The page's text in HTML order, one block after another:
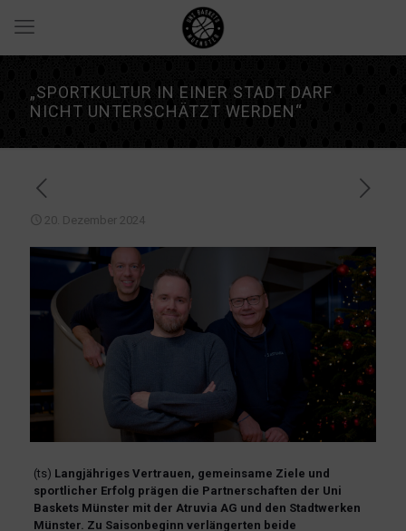
„SPORTKULTUR IN EINER STADT DARF
NICHT UNTERSCHÄTZT WERDEN“
20. Dezember 2024
(ts) Langjähriges Vertrauen, gemeinsame Ziele und
sportlicher Erfolg prägen die Partnerschaften der Uni
Baskets Münster mit der Atruvia AG und den Stadtwerken
Münster. Zu Saisonbeginn verlängerten beide